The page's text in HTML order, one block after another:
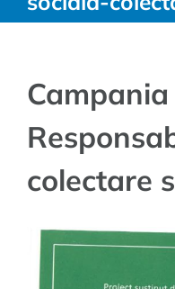
Campania
colectare